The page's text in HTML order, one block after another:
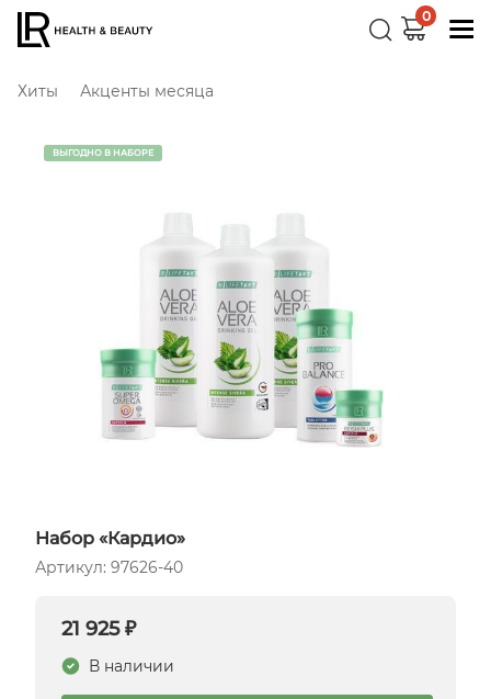
0
Хиты Акценты месяца
ВЫГОДНО В НАБОРЕ
Набор «Кардио»
Артикул: 97626-40
21 925 ₽
В наличии